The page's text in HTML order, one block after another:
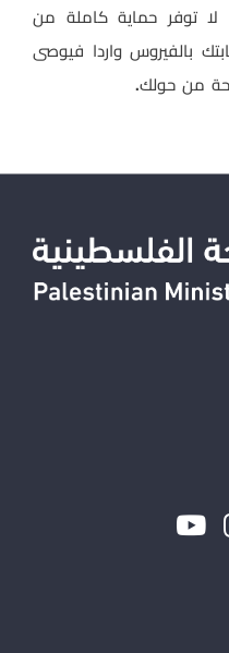
لا توفر حماية كاملة من
بالفيروس واردا فيوصى
من حولك.